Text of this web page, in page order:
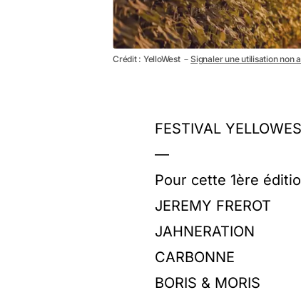
Crédit : YelloWest －Signaler une utilisation non
FESTIVAL
—
Pour cette 1ère
JEREMY FREROT
JAHNERATION
CARBONNE
BORIS & MORIS